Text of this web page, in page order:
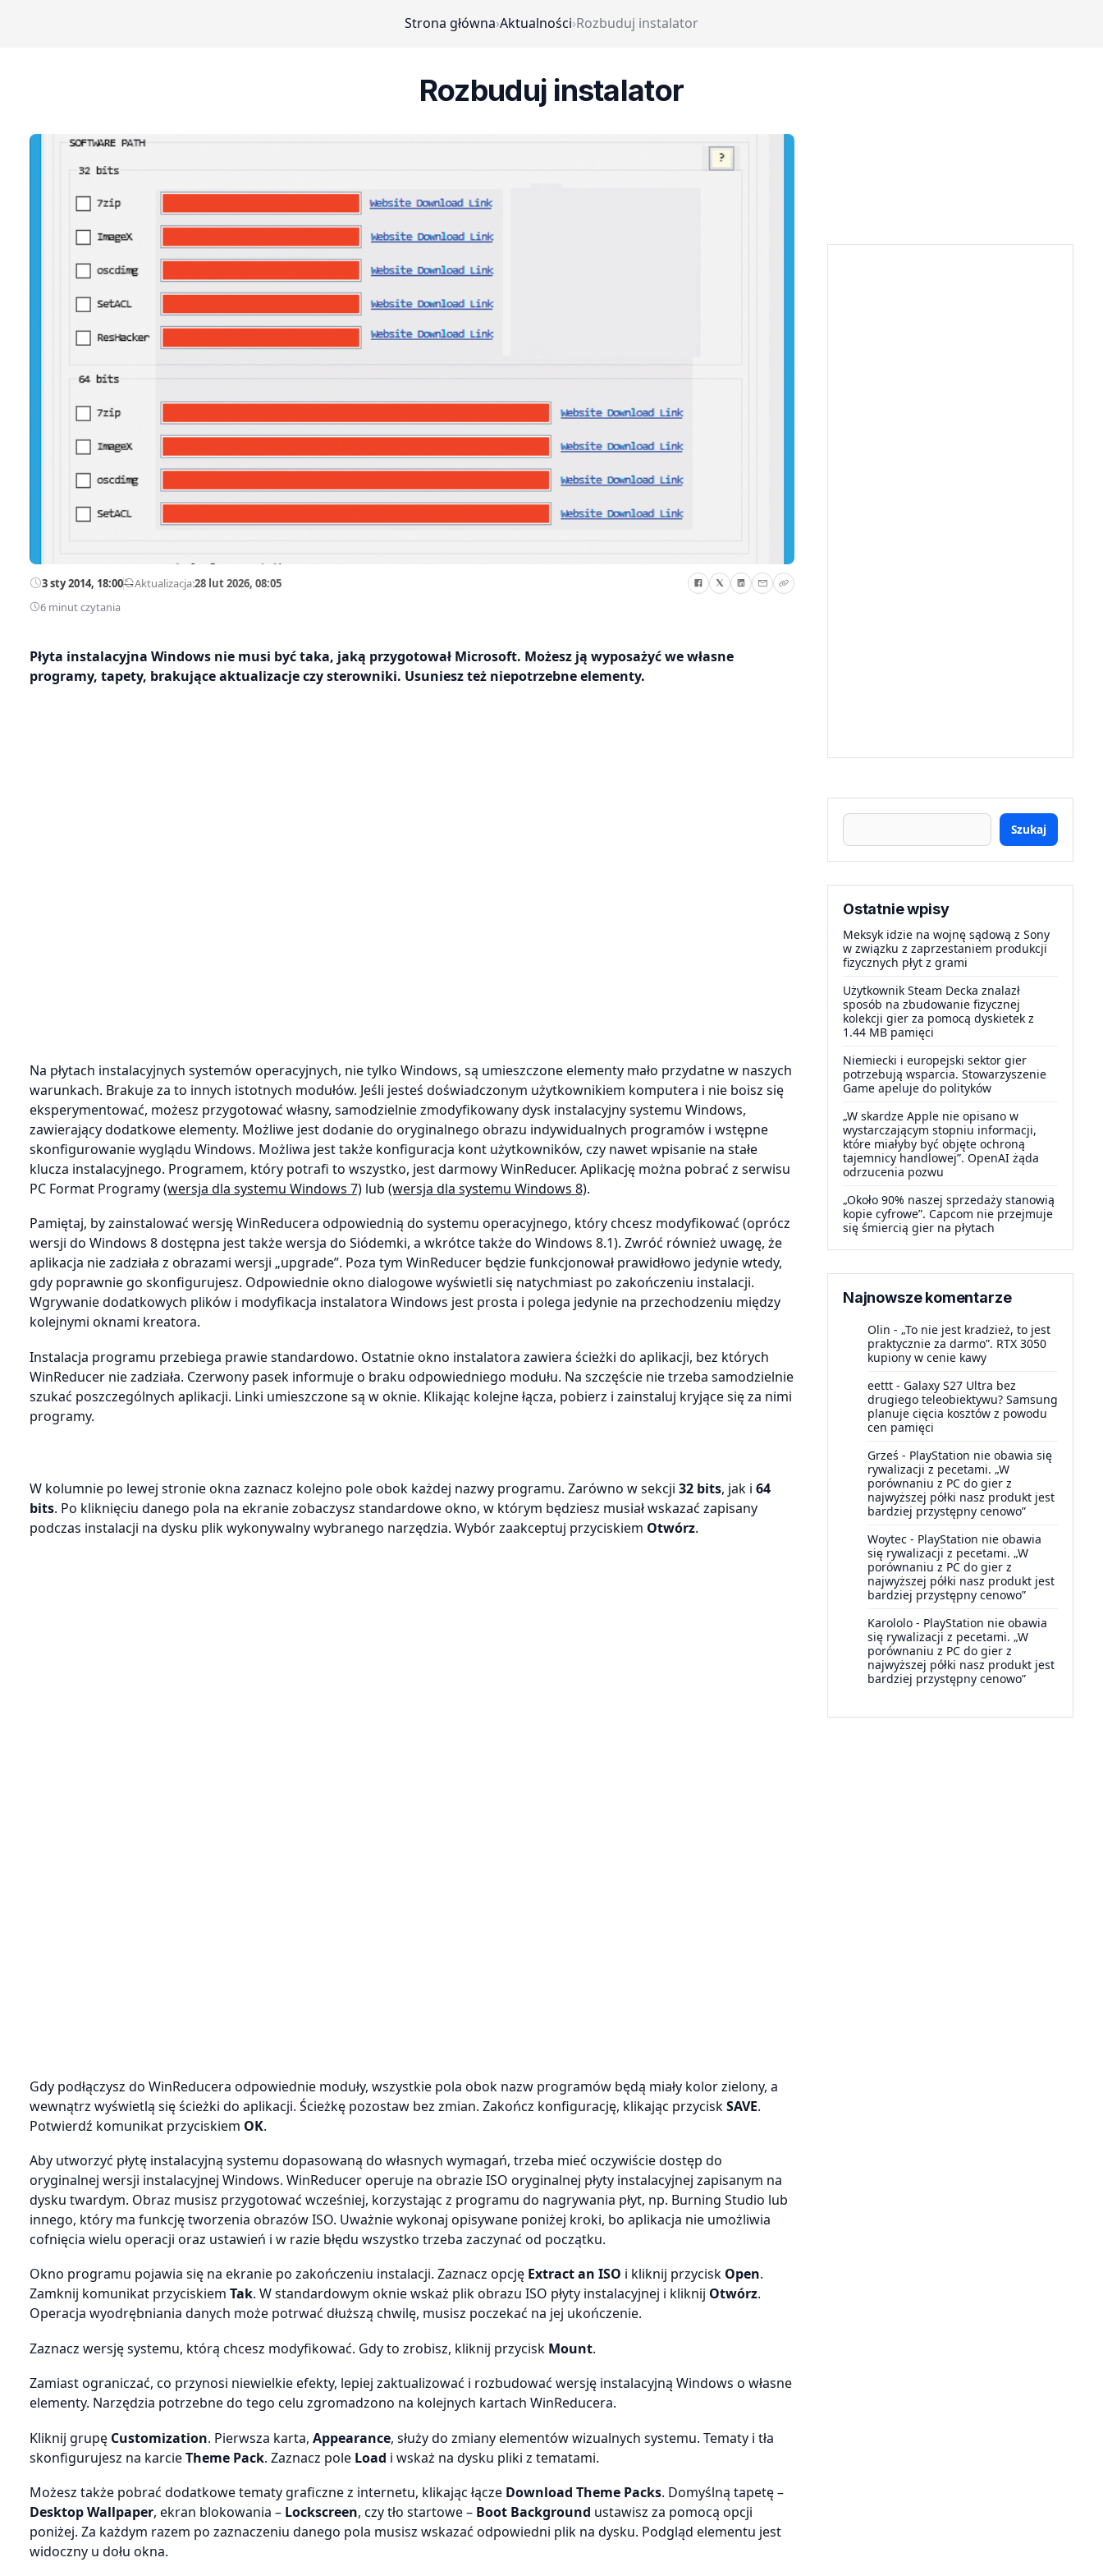
Strona główna›Aktualności›Rozbuduj instalator
Rozbuduj instalator
3 sty 2014, 18:00—Aktualizacja:28 lut 2026, 08:05
6 minut czytania
Płyta instalacyjna Windows nie musi być taka, jaką przygotował Microsoft. Możesz ją wyposażyć we własne
programy, tapety, brakujące aktualizacje czy sterowniki. Usuniesz też niepotrzebne elementy.
Na płytach instalacyjnych systemów operacyjnych, nie tylko Windows, są umieszczone elementy mało przydatne w naszych
warunkach. Brakuje za to innych istotnych modułów. Jeśli jesteś doświadczonym użytkownikiem komputera i nie boisz się
eksperymentować, możesz przygotować własny, samodzielnie zmodyfikowany dysk instalacyjny systemu Windows,
zawierający dodatkowe elementy. Możliwe jest dodanie do oryginalnego obrazu indywidualnych programów i wstępne
skonfigurowanie wyglądu Windows. Możliwa jest także konfiguracja kont użytkowników, czy nawet wpisanie na stałe
klucza instalacyjnego. Programem, który potrafi to wszystko, jest darmowy WinReducer. Aplikację można pobrać z serwisu
PC Format Programy(wersja dla systemu Windows 7) lub (wersja dla systemu Windows 8).
Pamiętaj, by zainstalować wersję WinReducera odpowiednią do systemu operacyjnego, który chcesz modyfikować (oprócz
wersji do Windows 8 dostępna jest także wersja do Siódemki, a wkrótce także do Windows 8.1). Zwróć również uwagę, że
aplikacja nie zadziała z obrazami wersji „upgrade”. Poza tym WinReducer będzie funkcjonował prawidłowo jedynie wtedy,
gdy poprawnie go skonfigurujesz. Odpowiednie okno dialogowe wyświetli się natychmiast po zakończeniu instalacji.
Wgrywanie dodatkowych plików i modyfikacja instalatora Windows jest prosta i polega jedynie na przechodzeniu między
kolejnymi oknami kreatora.
Instalacja programu przebiega prawie standardowo. Ostatnie okno instalatora zawiera ścieżki do aplikacji, bez których
WinReducer nie zadziała. Czerwony pasek informuje o braku odpowiedniego modułu. Na szczęście nie trzeba samodzielnie
szukać poszczególnych aplikacji. Linki umieszczone są w oknie. Klikając kolejne łącza, pobierz i zainstaluj kryjące się za nimi
programy.
W kolumnie po lewej stronie okna zaznacz kolejno pole obok każdej nazwy programu. Zarówno w sekcji 32 bits, jak i 64
bits. Po kliknięciu danego pola na ekranie zobaczysz standardowe okno, w którym będziesz musiał wskazać zapisany
podczas instalacji na dysku plik wykonywalny wybranego narzędzia. Wybór zaakceptuj przyciskiem Otwórz.
Gdy podłączysz do WinReducera odpowiednie moduły, wszystkie pola obok nazw programów będą miały kolor zielony, a
wewnątrz wyświetlą się ścieżki do aplikacji. Ścieżkę pozostaw bez zmian. Zakończ konfigurację, klikając przyciskSAVE.
Potwierdź komunikat przyciskiem OK.
Aby utworzyć płytę instalacyjną systemu dopasowaną do własnych wymagań, trzeba mieć oczywiście dostęp do
oryginalnej wersji instalacyjnej Windows. WinReducer operuje na obrazie ISO oryginalnej płyty instalacyjnej zapisanym na
dysku twardym. Obraz musisz przygotować wcześniej, korzystając z programu do nagrywania płyt, np. Burning Studio lub
innego, który ma funkcję tworzenia obrazów ISO. Uważnie wykonaj opisywane poniżej kroki, bo aplikacja nie umożliwia
cofnięcia wielu operacji oraz ustawień i w razie błędu wszystko trzeba zaczynać od początku.
Okno programu pojawia się na ekranie po zakończeniu instalacji. Zaznacz opcję Extract an ISO i kliknij przycisk Open.
Zamknij komunikat przyciskiem Tak. W standardowym oknie wskaż plik obrazu ISO płyty instalacyjnej i kliknij Otwórz.
Operacja wyodrębniania danych może potrwać dłuższą chwilę, musisz poczekać na jej ukończenie.
Zaznacz wersję systemu, którą chcesz modyfikować. Gdy to zrobisz, kliknij przycisk Mount.
Zamiast ograniczać, co przynosi niewielkie efekty, lepiej zaktualizować i rozbudować wersję instalacyjną Windows o własne
elementy. Narzędzia potrzebne do tego celu zgromadzono na kolejnych kartach WinReducera.
Kliknij grupę Customization. Pierwsza karta, Appearance, służy do zmiany elementów wizualnych systemu. Tematy i tła
skonfigurujesz na karcieTheme Pack. Zaznacz pole Load i wskaż na dysku pliki z tematami.
Możesz także pobrać dodatkowe tematy graficzne z internetu, klikając łącze Download Theme Packs. Domyślną tapetę –
Desktop Wallpaper, ekran blokowania – Lockscreen, czy tło startowe – Boot Background ustawisz za pomocą opcji
poniżej. Za każdym razem po zaznaczeniu danego pola musisz wskazać odpowiedni plik na dysku. Podgląd elementu jest
widoczny u dołu okna.
Szukaj
Ostatnie wpisy
Meksyk idzie na wojnę sądową z Sony
w związku z zaprzestaniem produkcji
fizycznych płyt z grami
Użytkownik Steam Decka znalazł
sposób na zbudowanie fizycznej
kolekcji gier za pomocą dyskietek z
1.44 MB pamięci
Niemiecki i europejski sektor gier
potrzebują wsparcia. Stowarzyszenie
Game apeluje do polityków
„W skardze Apple nie opisano w
wystarczającym stopniu informacji,
które miałyby być objęte ochroną
tajemnicy handlowej”. OpenAI żąda
odrzucenia pozwu
„Około 90% naszej sprzedaży stanowią
kopie cyfrowe”. Capcom nie przejmuje
się śmiercią gier na płytach
Najnowsze komentarze
Olin - „To nie jest kradzież, to jest
praktycznie za darmo”. RTX 3050
kupiony w cenie kawy
eettt - Galaxy S27 Ultra bez
drugiego teleobiektywu? Samsung
planuje cięcia kosztów z powodu
cen pamięci
Grześ - PlayStation nie obawia się
rywalizacji z pecetami. „W
porównaniu z PC do gier z
najwyższej półki nasz produkt jest
bardziej przystępny cenowo”
Woytec - PlayStation nie obawia
się rywalizacji z pecetami. „W
porównaniu z PC do gier z
najwyższej półki nasz produkt jest
bardziej przystępny cenowo”
Karololo - PlayStation nie obawia
się rywalizacji z pecetami. „W
porównaniu z PC do gier z
najwyższej półki nasz produkt jest
bardziej przystępny cenowo”